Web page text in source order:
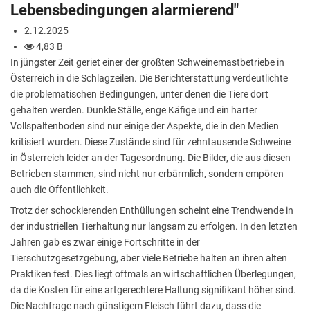
Lebensbedingungen alarmierend"
2.12.2025
4,83 B
In jüngster Zeit geriet einer der größten Schweinemastbetriebe in
Österreich in die Schlagzeilen. Die Berichterstattung verdeutlichte
die problematischen Bedingungen, unter denen die Tiere dort
gehalten werden. Dunkle Ställe, enge Käfige und ein harter
Vollspaltenboden sind nur einige der Aspekte, die in den Medien
kritisiert wurden. Diese Zustände sind für zehntausende Schweine
in Österreich leider an der Tagesordnung. Die Bilder, die aus diesen
Betrieben stammen, sind nicht nur erbärmlich, sondern empören
auch die Öffentlichkeit.
Trotz der schockierenden Enthüllungen scheint eine Trendwende in
der industriellen Tierhaltung nur langsam zu erfolgen. In den letzten
Jahren gab es zwar einige Fortschritte in der
Tierschutzgesetzgebung, aber viele Betriebe halten an ihren alten
Praktiken fest. Dies liegt oftmals an wirtschaftlichen Überlegungen,
da die Kosten für eine artgerechtere Haltung signifikant höher sind.
Die Nachfrage nach günstigem Fleisch führt dazu, dass die